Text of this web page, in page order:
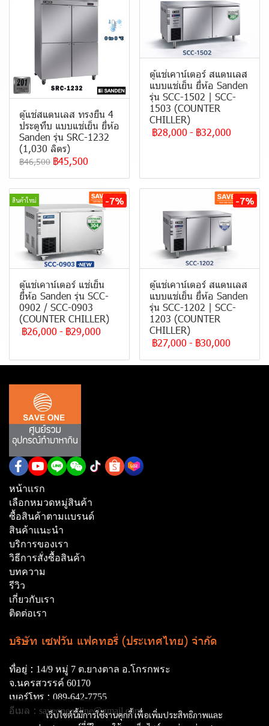
ตู้แช่สแตนเลส ทรงยืน 4
ประตูทึบ แบบ แช่เย็น ยี่ห้อ
Sanden รุ่น SRC-1232
(1,030 ลิตร)
฿46,500 ฿45,500
ตู้แช่เคาน์เตอร์ สแตนเลส
แบบแช่เย็น ยี่ห้อ Sanden
รุ่น SCC-1502 | SCC-
1503 (COUNTER
CHILLER)
฿28,000 - ฿32,000
สินค้าใหม่ -7%
ตู้แช่เคาน์เตอร์ แช่เย็น
ยี่ห้อ Sanden รุ่น SCC-
0902 / SCC-0903
(COUNTER CHILLER)
฿26,000 - ฿29,000
-7%
ตู้แช่เคาน์เตอร์ สแตนเลส
แบบแช่เย็น ยี่ห้อ Sanden
รุ่น SCC-1202 | SCC-
1203 (COUNTER
CHILLER)
฿27,000 - ฿30,000
เว็บไซต์นี้มีการใช้งานคุกกี้ เพื่อเพิ่มประสิทธิภาพและ
หน้าเเรก
เลือกหมวดหมู่สินค้า
ซื้อสินค้าตามเเบรนด์
สินค้าเเนะนำ
บริการของเรา
วิธีการสั่งซื้อสินค้า
บทความ
รีวิว
เกี่ยวกับเรา
ติดต่อเรา
บริษัท เซฟวัน แฟคทอรี่ (ประเทศไทย) จำกัด
ที่อยู่ : 14/9 หมู่ 7 ต.ยางตาล อ.โกรกพระ
จ.นครสวรรค์ 60170
เบอร์โทร : 089-642-7755
อีเมล : saveoneonline@gmail.com